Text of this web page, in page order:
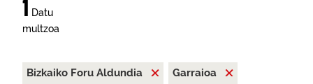
1 Datu
multzoa
Bizkaiko Foru Aldundia
Garraioa